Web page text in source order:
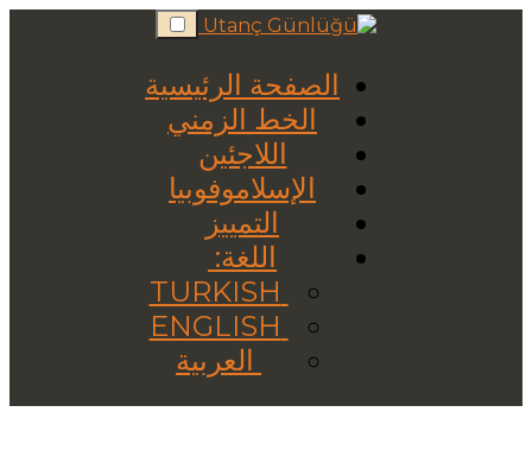
Skip
to
الصفحة الرئيسية
الخط الزمني
اللاجئين
الإسلاموفوبيا
التمييز
اللغة:
العربية